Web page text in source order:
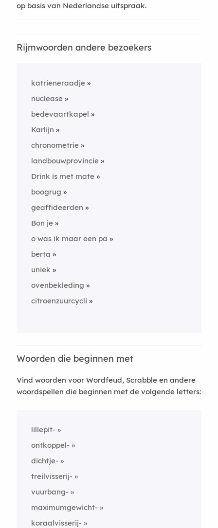
op basis van Nederlandse uitspraak.
Rijmwoorden andere bezoekers
katrieneraadje
nuclease
bedevaartkapel
Karlijn
chronometrie
landbouwprovincie
Drink is met mate
boogrug
geaffideerden
Bon je
o was ik maar een pa
berta
uniek
ovenbekleding
citroenzuurcycli
Woorden die beginnen met
Vind woorden voor Wordfeud, Scrabble en andere
woordspellen die beginnen met de volgende letters:
lillepit-
ontkoppel-
dichtje-
treilvisserij-
vuurbang-
maximumgewicht-
koraalvisserij-